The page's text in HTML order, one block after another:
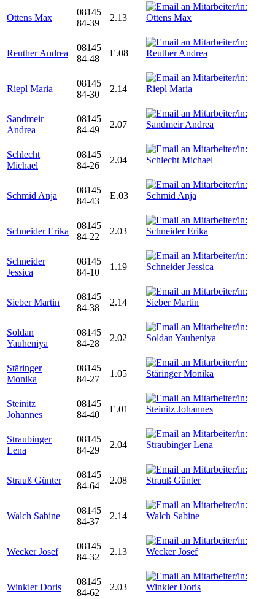
Ottens Max
08145
84-39
2.13
Reuther Andrea
08145
84-48
E.08
Riepl Maria
08145
84-30
2.14
Sandmeir
Andrea
08145
84-49
2.07
Schlecht
Michael
08145
84-26
2.04
Schmid Anja
08145
84-43
E.03
Schneider Erika
08145
84-22
2.03
Schneider
Jessica
08145
84-10
1.19
Sieber Martin
08145
84-38
2.14
Soldan
Yauheniya
08145
84-28
2.02
Stäringer
Monika
08145
84-27
1.05
Steinitz
Johannes
08145
84-40
E.01
Straubinger
Lena
08145
84-29
2.04
Strauß Günter
08145
84-64
2.08
Walch Sabine
08145
84-37
2.14
Wecker Josef
08145
84-32
2.13
Winkler Doris
08145
84-62
2.03